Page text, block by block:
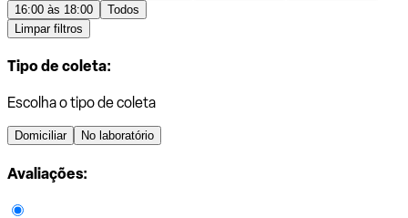
16:00 às 18:00
Todos
Limpar filtros
Tipo de coleta:
Escolha o tipo de coleta
Domiciliar No laboratório
Avaliações: